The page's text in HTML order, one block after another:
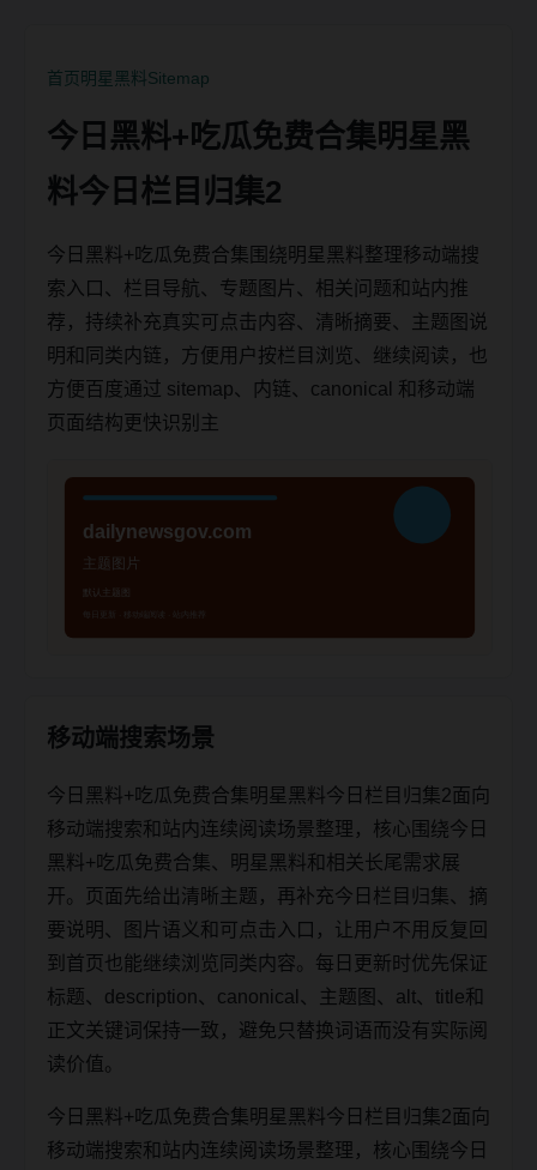
首页明星黑料Sitemap
今日黑料+吃瓜免费合集明星黑
料今日栏目归集2
今日黑料+吃瓜免费合集围绕明星黑料整理移动端搜
索入口、栏目导航、专题图片、相关问题和站内推
荐，持续补充真实可点击内容、清晰摘要、主题图说
明和同类内链，方便用户按栏目浏览、继续阅读，也
方便百度通过 sitemap、内链、canonical 和移动端
页面结构更快识别主
移动端搜索场景
今日黑料+吃瓜免费合集明星黑料今日栏目归集2面向
移动端搜索和站内连续阅读场景整理，核心围绕今日
黑料+吃瓜免费合集、明星黑料和相关长尾需求展
开。页面先给出清晰主题，再补充今日栏目归集、摘
要说明、图片语义和可点击入口，让用户不用反复回
到首页也能继续浏览同类内容。每日更新时优先保证
标题、description、canonical、主题图、alt、title和
正文关键词保持一致，避免只替换词语而没有实际阅
读价值。
今日黑料+吃瓜免费合集明星黑料今日栏目归集2面向
移动端搜索和站内连续阅读场景整理，核心围绕今日